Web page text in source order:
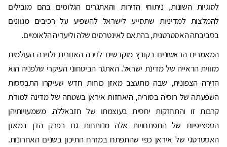
לסוגיות השונות, ניתוחי הזירות והאתגרים הגלומים בהם מובילים
להמלצות למדיניות שתסייע לישראל להשפיע על רכיבים מגוונים
בסביבתה האסטרטגית, בהתאם לאינטרסים שלה וליעדיה הלאומיים.
המאמרים הראשונים בקובץ מוקדשים לזירה האזורית ולזירה העולמית
מזווית הראייה של מדינת ישראל. האתגר הביטחוני העיקרי שלפניה הוא
הזירה הצפונית, שבה מתעצב מאזן כוחות חדש שעיקרו התבססות
השפעתה של רוסיה בסוריה, היאחזות איראן בשטחה של מדינה למודת
קרבות זו והתחזקות יחסית בעוצמתו של חזבאללה. משמעויותיהן
הספציפיות של התפתחויות אלה מנותחות גם בפרק הדן במאזן
האסטרטגי של איראן כפי שהתפתח במזרח התיכון בשנים האחרונות.